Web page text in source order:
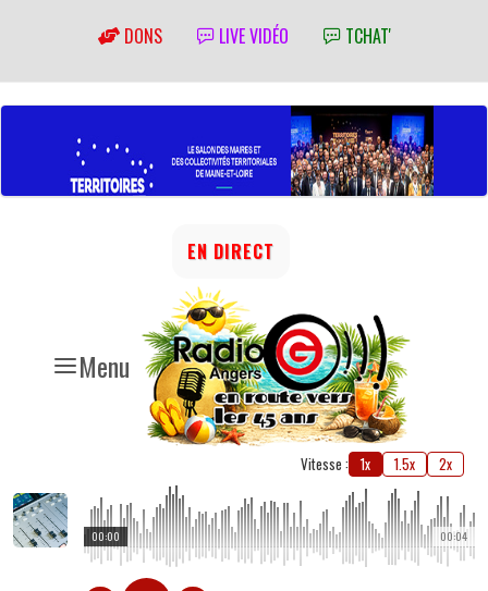
DONS LIVE VIDÉO TCHAT'
Menu
EN DIRECT
Vitesse : 1x 1.5x 2x
00:04
00:00